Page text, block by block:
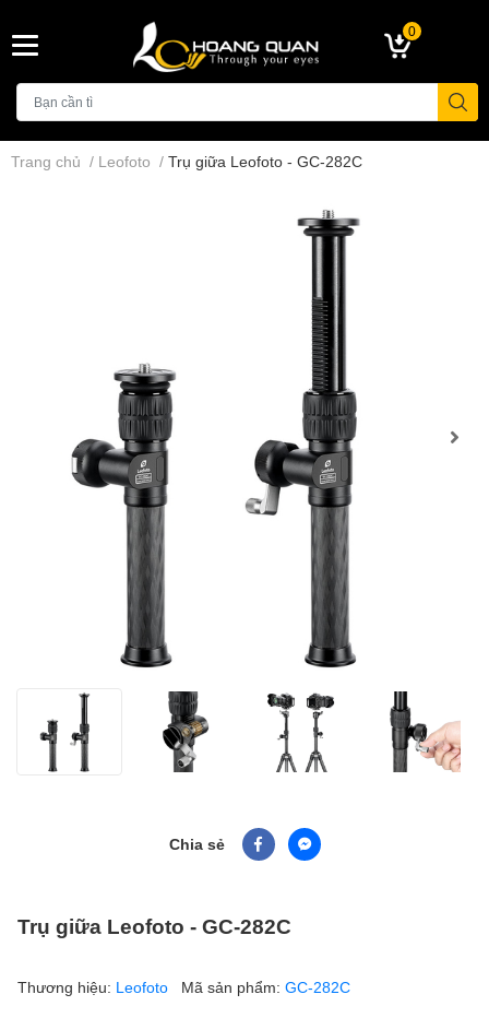
0
Trang chủ / Leofoto / Trụ giữa Leofoto - GC-282C
Chia sẻ
Trụ giữa Leofoto - GC-282C
Thương hiệu: Leofoto Mã sản phẩm: GC-282C